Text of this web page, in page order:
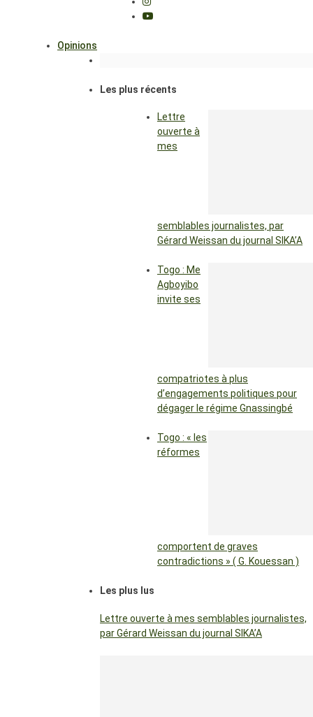
Opinions
Les plus récents
Lettre
ouverte à
mes
semblables journalistes, par
Gérard Weissan du journal SIKA’A
Togo : Me
Agboyibo
invite ses
compatriotes à plus
d’engagements politiques pour
dégager le régime Gnassingbé
Togo : « les
réformes
comportent de graves
contradictions » ( G. Kouessan )
Les plus lus
Lettre ouverte à mes semblables journalistes,
par Gérard Weissan du journal SIKA’A